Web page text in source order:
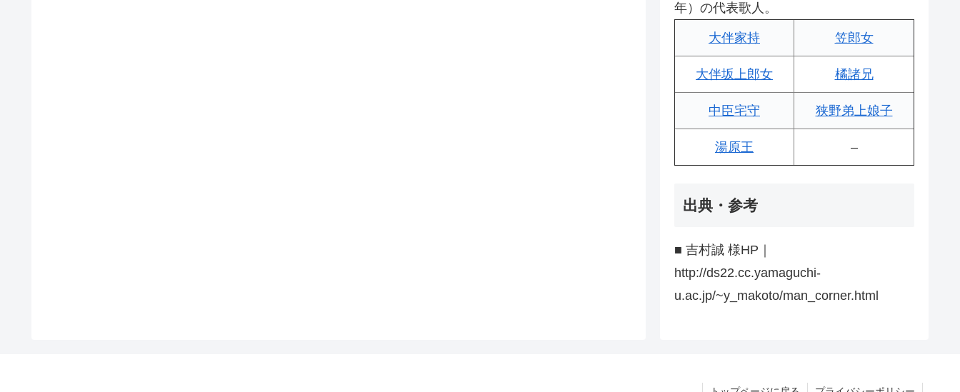
年）の代表歌人。
大伴家持 笠郎女
大伴坂上郎女 橘諸兄
中臣宅守 狭野弟上娘子
湯原王 –
出典・参考
■ 吉村誠 様HP｜
http://ds22.cc.yamaguchi-
u.ac.jp/~y_makoto/man_corner.html